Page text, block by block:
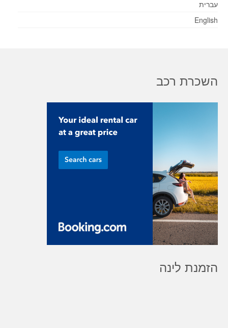
עברית
English
השכרת רכב
הזמנת לינה